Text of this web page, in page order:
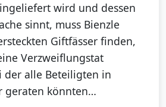
wird und dessen
sinnt, muss Bienzle
Giftfässer finden,
Verzweiflungstat
der alle Beteiligten in
geraten könnten…